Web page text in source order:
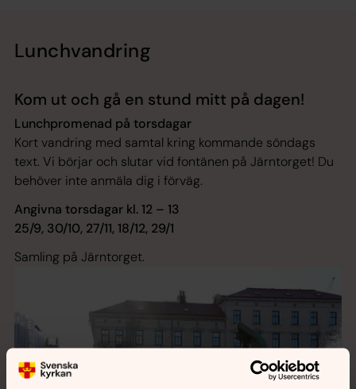
Lunchvandring
Kom ut och gå en stund mitt på dagen!
Lunchpromenad på torsdagar
Kort vandring med samtal kring kommande söndags
text. Vi börjar och slutar vid fontänen på Järntorget! Du
behöver inte anmäla dig i förväg.
Angivna torsdagar kl. 12 – 13
25/9, 30/10, 27/11, 18/12, 29/1
Samling på Järntorget.